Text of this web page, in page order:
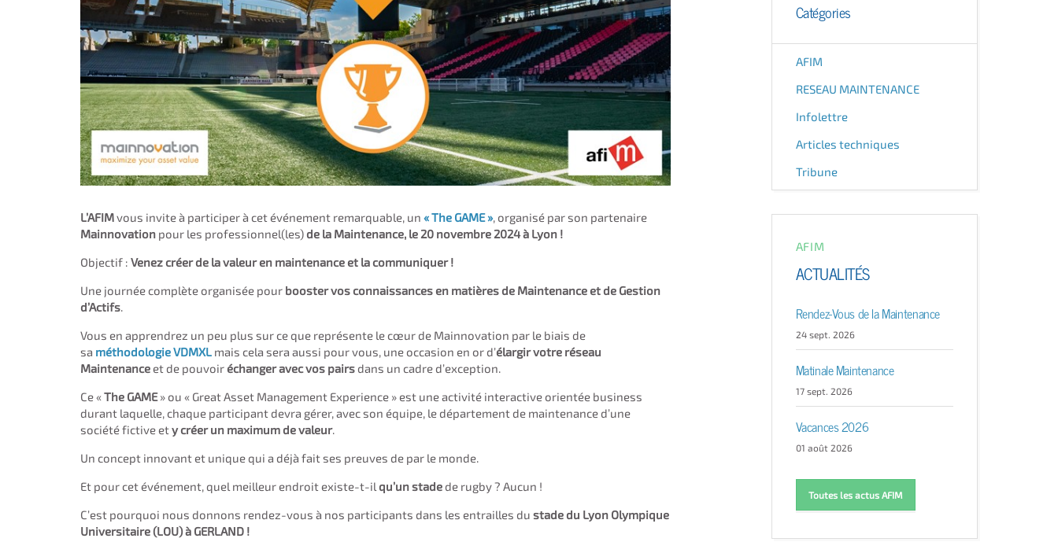
L’AFIMvous invite à participer à cet événement remarquable, un « The GAME » , organisé par son partenaire
Mainnovation pour les professionnel(les) de la Maintenance, le 20 novembre 2024à Lyon !
Objectif : Venez créer de la valeur en maintenance et la communiquer !
Une journée complète organisée pour booster vos connaissances en matières de Maintenance et de Gestion
d’Actifs
Vous en apprendrez un peu plus sur ce que représente le cœur de Mainnovation par le biais de
sa méthodologie VDMXL mais cela sera aussi pour vous, une occasion en or d’élargir votre réseau
Maintenanceet de pouvoiréchanger avec vos pairsdans un cadre d’exception.
Ce «The GAME» ou « Great Asset Management Experience » est une activité interactive orientée business
durant laquelle, chaque participant devra gérer, avec son équipe, le département de maintenance d’une
société fictive ety créer un maximum de valeur.
Un concept innovant et unique qui a déjà fait ses preuves de par le monde.
Et pour cet événement, quel meilleur endroit existe-t-il qu’un stadede rugby ? Aucun !
C’est pourquoi nous donnons rendez-vous à nos participants dans les entrailles du stade du Lyon Olympique
Universitaire (LOU) à GERLAND !​
Catégories
AFIM
RESEAU MAINTENANCE
Infolettre
Articles techniques
Tribune
AFIM
ACTUALITÉS
Rendez-Vous de la Maintenance
24 sept. 2026
Matinale Maintenance
17 sept. 2026
Vacances 2026
01 août 2026
Toutes les actus AFIM